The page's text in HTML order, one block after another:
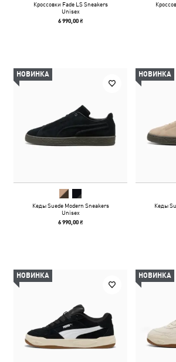
Кроссовки Fade LS Sneakers
Unisex
6 990,00 ₴
НОВИНКА
Кеды Suede Modern Sneakers
Unisex
6 990,00 ₴
НОВИНКА
Кеды
НОВИНКА НОВИНКА